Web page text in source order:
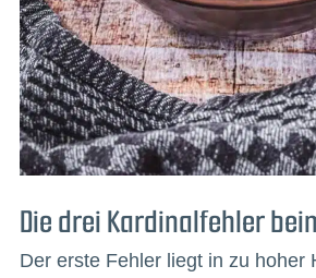
Die drei Kardinalfehler
Der erste Fehler liegt in zu hoher